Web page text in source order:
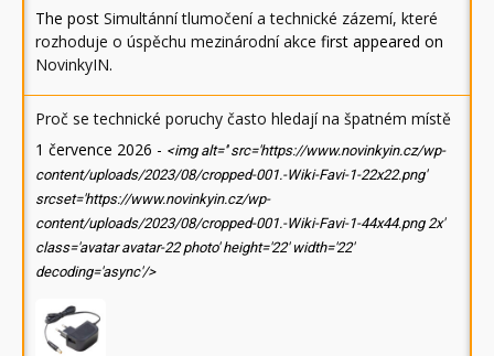
The post Simultánní tlumočení a technické zázemí, které
rozhoduje o úspěchu mezinárodní akce first appeared on
NovinkyIN.
Proč se technické poruchy často hledají na špatném místě
1 července 2026 - <img alt='' src='https://www.novinkyin.cz/wp-
content/uploads/2023/08/cropped-001.-Wiki-Favi-1-22x22.png'
srcset='https://www.novinkyin.cz/wp-
content/uploads/2023/08/cropped-001.-Wiki-Favi-1-44x44.png 2x'
class='avatar avatar-22 photo' height='22' width='22'
decoding='async'/>